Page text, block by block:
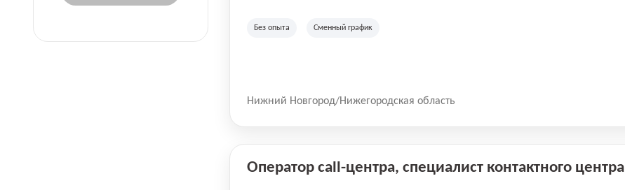
Без опыта Сменный график
Нижний Новгород/Нижегородская область
Оператор call-центра, специалист контактного центра